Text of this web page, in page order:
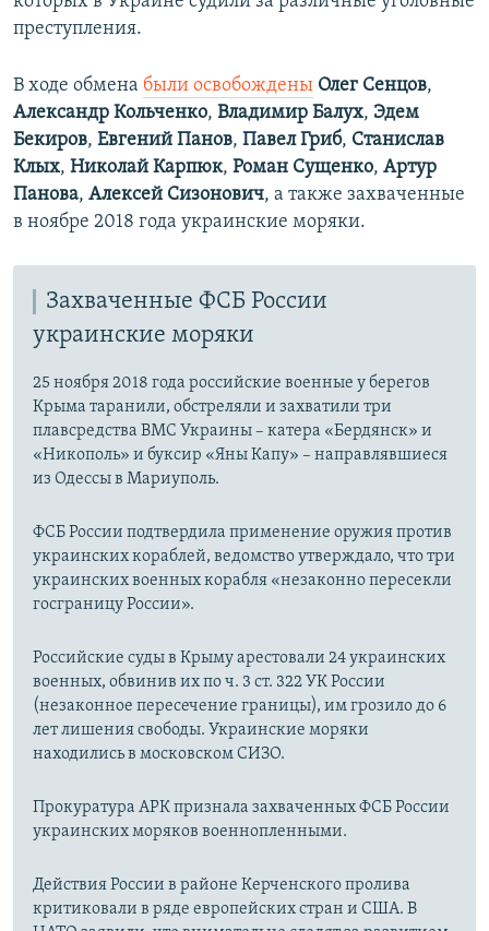
преступления.
В ходе обмена были освобождены Олег Сенцов,
Александр Кольченко, Владимир Балух, Эдем
Бекиров, Евгений Панов, Павел Гриб, Станислав
Клых, Николай Карпюк, Роман Сущенко, Артур
Панова, Алексей Сизонович, а также захваченные
в ноябре 2018 года украинские моряки.
Захваченные ФСБ России
украинские моряки
25 ноября 2018 года российские военные у берегов
Крыма таранили, обстреляли и захватили три
плавсредства ВМС Украины – катера «Бердянск» и
«Никополь» и буксир «Яны Капу» – направлявшиеся
из Одессы в Мариуполь.
ФСБ России подтвердила применение оружия против
украинских кораблей, ведомство утверждало, что три
украинских военных корабля «незаконно пересекли
госграницу России».
Российские суды в Крыму арестовали 24 украинских
военных, обвинив их по ч. 3 ст. 322 УК России
(незаконное пересечение границы), им грозило до 6
лет лишения свободы. Украинские моряки
находились в московском СИЗО.
Прокуратура АРК признала захваченных ФСБ России
украинских моряков военнопленными.
Действия России в районе Керченского пролива
критиковали в ряде европейских стран и США. В